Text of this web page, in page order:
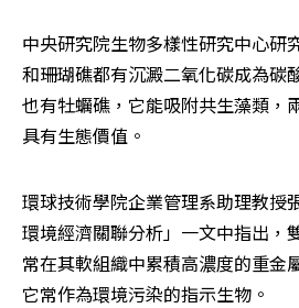
中央研究院生物多樣性研究中心研
和珊瑚礁都有沉澱二氧化碳成為碳
也有牡蠣礁，它能吸附共生藻類，
具有生態價值。
環球技術學院企業管理系助理教授
環境經濟關聯分析」一文中指出，
常在其軟組織中累積高濃度的重金
它常作為環境污染的指示生物。